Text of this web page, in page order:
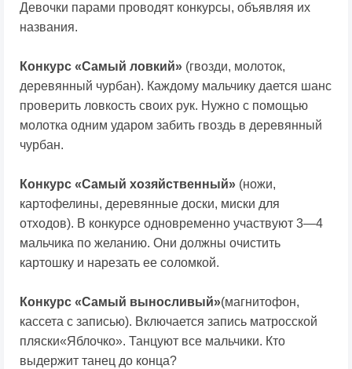
Девочки парами проводят конкурсы, объявляя их
названия.
Конкурс «Самый ловкий» (гвозди, молоток,
деревянный чурбан). Каждому мальчику дается шанс
проверить ловкость своих рук. Нужно с помощью
молотка одним ударом забить гвоздь в деревянный
чурбан.
Конкурс «Самый хозяйственный» (ножи,
картофелины, деревянные доски, миски для
отходов). В конкурсе одновременно участвуют 3—4
мальчика по желанию. Они должны очистить
картошку и нарезать ее соломкой.
Конкурс «Самый выносливый»(магнитофон,
кассета с записью). Включается запись матросской
пляски«Яблочко». Танцуют все мальчики. Кто
выдержит танец до конца?